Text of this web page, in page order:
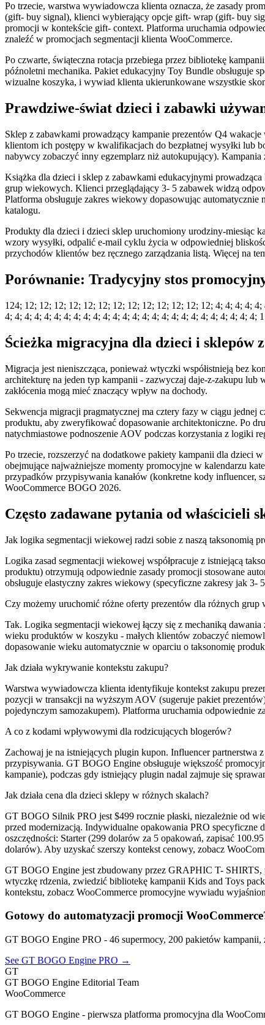
Po trzecie, warstwa wywiadowcza klienta oznacza, że zasady
(gift- buy signal), klienci wybierający opcje gift- wrap (gift- buy
promocji w kontekście gift- context. Platforma uruchamia
znaleźć w promocjach segmentacji klienta WooCommerce.
Po czwarte, świąteczna rotacja przebiega przez bibliotekę
późnoletni mechanika. Pakiet edukacyjny Toy Bundle obsługuje
wizualne koszyka, i wywiad klienta ukierunkowane wszystkie
Prawdziwe-świat dzieci i zabawki
Sklep z zabawkami prowadzący kampanie prezentów Q4
klientom ich postępy w kwalifikacjach do bezpłatnej wysyłki lub
nabywcy zobaczyć inny egzemplarz niż autokupujący).
Książka dla dzieci i sklep z zabawkami edukacyjnymi
grup wiekowych. Klienci przeglądający 3- 5 zabawek widzą
Platforma obsługuje zakres wiekowy dopasowując
katalogu.
Produkty dla dzieci i dzieci sklep uruchomiony urodziny-miesiąc
wzory wysyłki, odpalić e-mail cyklu życia w odpowiedniej
przychodów klientów bez ręcznego zarządzania listą. Więcej na
Porównanie: Tradycyjny stos
124; 12; 12; 12; 12; 12; 12; 12; 12; 12; 12; 12; 12; 12; 4; 4; 4; 4;
4; 4; 4; 4; 4; 4; 4; 4; 4; 4; 4; 4; 4; 4; 4; 4; 4; 4; 4; 4; 4; 4; 4; 4; 4; 4;
Ścieżka migracyjna dla dzieci i sklepów
Migracja jest nieniszcząca, ponieważ wtyczki współistnieją bez
architekturę na jeden typ kampanii - zazwyczaj daje-z-zakupu
zakłócenia mogą mieć znaczący wpływ na dochody.
Sekwencja migracji pragmatycznej ma cztery fazy w ciągu jednej
produktu, aby zweryfikować dopasowanie architektoniczne. Po
natychmiastowe podnoszenie AOV podczas korzystania z logiki
Po trzecie, rozszerzyć na dodatkowe pakiety kampanii dla dzieci
obejmujące najważniejsze momenty promocyjne w kalendarzu
przypadków przypisywania kanałów (konkretne kody influencer,
WooCommerce BOGO 2026.
Często zadawane pytania od właścicieli
Jak logika segmentacji wiekowej radzi sobie z naszą taksonomią
Logika zasad segmentacji wiekowej współpracuje z istniejącą
produktu) otrzymują odpowiednie zasady promocji stosowane
obsługuje elastyczny zakres wiekowy (specyficzne zakresy jak 3-
Czy możemy uruchomić różne oferty prezentów dla różnych grup
Tak. Logika segmentacji wiekowej łączy się z mechaniką
wieku produktów w koszyku - małych klientów zobaczyć
dopasowanie wieku automatycznie w oparciu o taksonomię
Jak działa wykrywanie kontekstu zakupu?
Warstwa wywiadowcza klienta identyfikuje kontekst zakupu
pozycji w transakcji na wyższym AOV (sugeruje pakiet
pojedynczym samozakupem). Platforma uruchamia odpowiednie
A co z kodami wpływowymi dla rodzicujących blogerów?
Zachowaj je na istniejących plugin kupon. Influencer partnerstwa
przypisywania. GT BOGO Engine obsługuje większość
kampanie), podczas gdy istniejący plugin nadal zajmuje się
Jak działa cena dla dzieci sklepy w różnych skalach?
GT BOGO Silnik PRO jest $499 rocznie płaski, niezależnie od
przed modernizacją. Indywidualne opakowania PRO specyficzne
oszczędności: Starter (299 dolarów za 5 opakowań, zapisać
dolarów). Aby uzyskać szerszy kontekst cenowy, zobacz
GT BOGO Engine jest zbudowany przez GRAPHIC T- SHIRTS,
wtyczkę rdzenia, zwiedzić bibliotekę kampanii Kids and Toys
kontekstu, zobacz WooCommerce promocyjne wywiadu
Gotowy do automatyzacji promocji
GT BOGO Engine PRO - 46 supermocy, 200 pakietów
See GT BOGO Engine PRO →
GT
GT BOGO Engine Editorial Team
WooCommerce
GT BOGO Engine - pierwsza platforma promocyjna dla